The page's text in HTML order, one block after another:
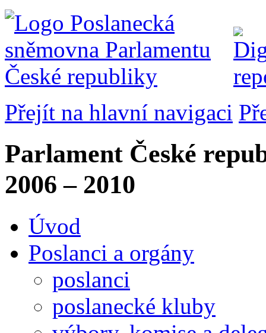
Přejít na hlavní navigaci
Parlament České
2006 – 2010
Úvod
Poslanci a orgány
poslanci
poslanecké kluby